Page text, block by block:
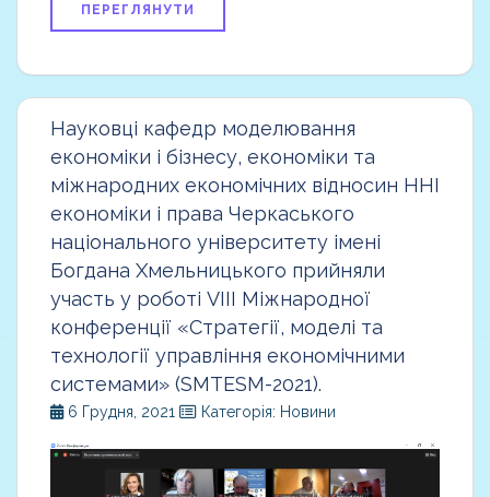
ПЕРЕГЛЯНУТИ
Науковці кафедр моделювання
економіки і бізнесу, економіки та
міжнародних економічних відносин ННІ
економіки і права Черкаського
національного університету імені
Богдана Хмельницького прийняли
участь у роботі VIII Міжнародної
конференції «Стратегії, моделі та
технології управління економічними
системами» (SMTESM-2021).
6 Грудня, 2021 Категорія: Новини